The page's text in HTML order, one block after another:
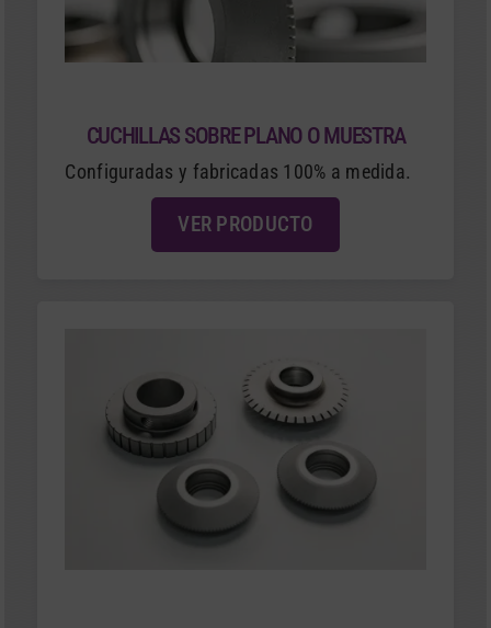
CUCHILLAS SOBRE PLANO O MUESTRA
Configuradas y fabricadas 100% a medida.
VER PRODUCTO